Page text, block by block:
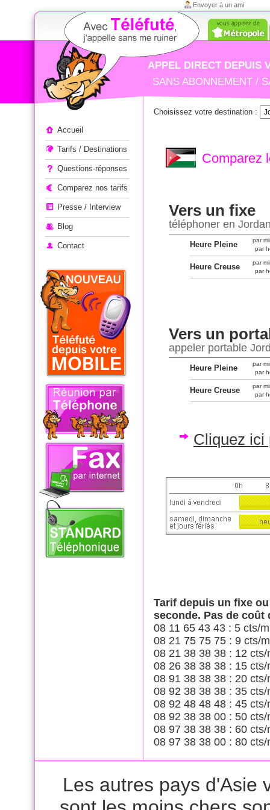
Envoyer à un ami
APPEL DIRECT DEPUIS
SANS ABONNEMENT /
Accueil
Tarifs / Destinations
Questions-réponses
Comparez nos tarifs
Presse / Interview
Blog
Contact
Choisissez votre destination :
Comparez
Vers un fixe
téléphoner en
Heure Pleine
par
par
Heure Creuse
par
par
Vers un
appeler portable
Heure Pleine
par
par
Heure Creuse
par
par
Cliquez ici
Tarif depuis un fixe
seconde. Pas de coût
08 11 65 43 43 : 5 cts/
08 21 75 75 75 : 9 cts/
08 21 38 38 38 : 12 cts/
08 26 38 38 38 : 15 cts/
08 91 38 38 38 : 20 cts/
08 92 38 38 38 : 35 cts/
08 92 48 48 48 : 45 cts/
08 92 38 38 00 : 50 cts/
08 97 38 38 38 : 60 cts/
08 97 38 38 00 : 80 cts/
Les autres pays d'Asie